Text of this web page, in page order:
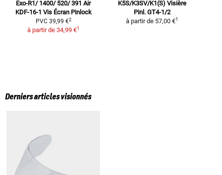
Exo-R1/ 1400/ 520/ 391 Air
KDF-16-1 Vis Écran Pinlock
PVC 39,99 €2
à partir de 34,99 €1
K5S/K3SV/K1(S) Visière
Pinl. GT4-1/2
à partir de 57,00 €1
Derniers articles visionnés